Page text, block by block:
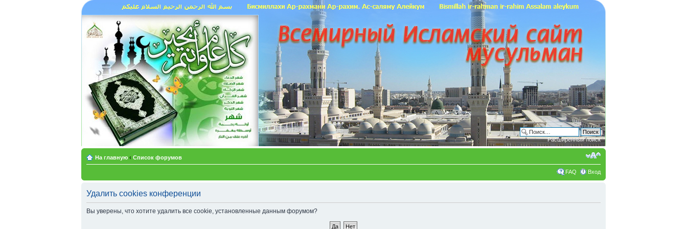
Расширенный поиск
На главную ‹ Список форумов
FAQ Вход
Удалить cookies конференции
Вы уверены, что хотите удалить все cookie, установленные данным форумом?